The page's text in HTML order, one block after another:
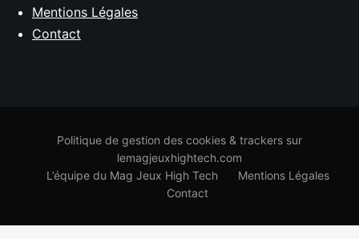
Mentions Légales
Contact
Politique de gestion des cookies & trackers sur
lemagjeuxhightech.com
L’équipe du Mag Jeux High Tech
Mentions Légales
Contact